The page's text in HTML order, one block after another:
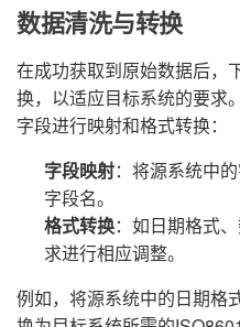
数据清洗与转换
在成功获取到原始数据后，
换，以适应目标系统的要求
字段进行映射和格式转换：
字段映射：将源系统中
字段名。
格式转换：如日期格式
求进行相应调整。
例如，将源系统中的日期格